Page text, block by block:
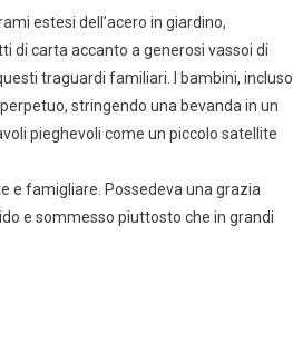
estesi dell’acero in giardino,
di carta accanto a generosi vassoi di
traguardi familiari. I bambini, incluso
stringendo una bevanda in un
pieghevoli come un piccolo satellite
e famigliare. Possedeva una grazia
e sommesso piuttosto che in grandi